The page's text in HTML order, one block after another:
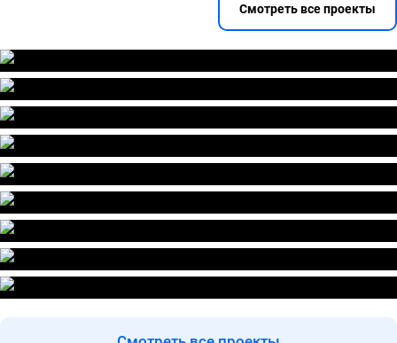
Смотреть все проекты